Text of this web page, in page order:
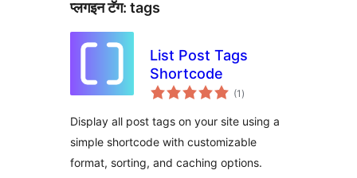
प्लगइन टॅग: tags
List Post Tags
Shortcode
(1 एकूण
मूल्यांकन
)
Display all post tags on your site using a
simple shortcode with customizable
format, sorting, and caching options.